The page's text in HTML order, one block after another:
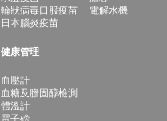
輪狀病毒口服疫苗
日本腦炎疫苗
健康管理
血壓計
血糖及膽固醇檢測
體溫計
電子磅
電解水機